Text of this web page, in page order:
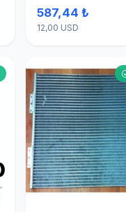
587,44 ₺
12,00 USD